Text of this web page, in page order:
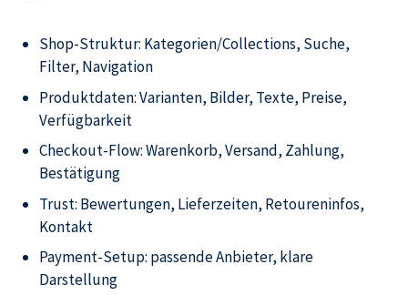
Shop-Struktur: Kategorien/Collections, Suche,
Filter, Navigation
Produktdaten: Varianten, Bilder, Texte, Preise,
Verfügbarkeit
Checkout-Flow: Warenkorb, Versand, Zahlung,
Bestätigung
Trust: Bewertungen, Lieferzeiten, Retoureninfos,
Kontakt
Payment-Setup: passende Anbieter, klare
Darstellung